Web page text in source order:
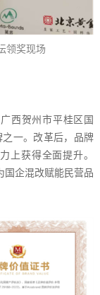
领奖现场
西贺州市平桂区国
一。改革后，品牌
上获得全面提升。
国企混改赋能民营品